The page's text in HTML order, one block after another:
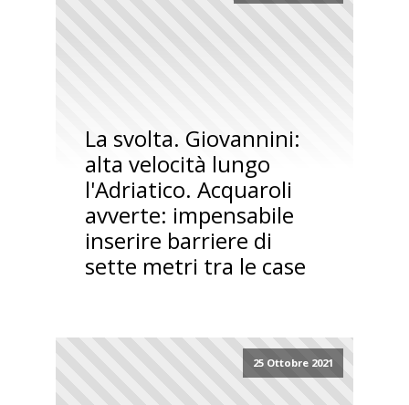
La svolta. Giovannini:
alta velocità lungo
l'Adriatico. Acquaroli
avverte: impensabile
inserire barriere di
sette metri tra le case
25 Ottobre 2021